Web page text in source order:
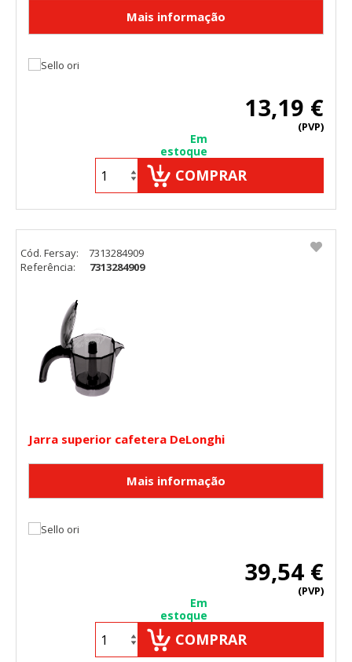
13,19 €
(PVP)
Em
estoque
COMPRAR
Jarra superior cafetera DeLonghi
39,54 €
(PVP)
Em
estoque
COMPRAR
Cód. Fersay:
7313284909
Referência:
7313284909